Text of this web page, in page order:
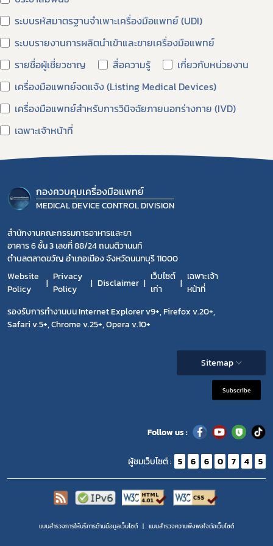
ระบบรหัสมาตรฐานจำเพาะเครื่องมือแพทย์ (UDI)
ระบบรายงานการผลิตนำเข้าและขายเครื่องมือแพทย์
รายชื่อผู้เชี่ยวชาญ
สื่อความรู้
เกี่ยวกับหน่วยงาน
เครื่องมือแพทย์จดแจ้ง (Listing Medical Devices)
เครื่องมือแพทย์สำหรับการวินิจฉัยภายนอกร่างกาย (IVD)
เฉพาะเจ้าหน้าที่
เฉพาะเจ้าหน้าที่_งานกำกับดูแลสถานที่เครื่องมือแพทย์
แบนเนอร์
ใบแทน โพสต์
กองควบคุมเครื่องมือแพทย์
MEDICAL DEVICE CONTROL DIVISION
สำนักงานคณะกรรมการอาหารและยา
อาคาร 6 ชั้น 3 เลขที่ 88/24 ถนนติวานนท์
ตำบลตลาดขวัญ อำเภอเมือง จังหวัดนนทบุรี 11000
Website
Policy
Privacy
Policy
Disclaimer
เว็บไซต์
เก่า
เฉพาะเจ้า
หน้าที่
รองรับการทำงานบน Internet Explorer v9+, Firefox v.20+,
Safari v.5+, Chrome v.25+, Opera v.10+
Sitemap
Subscribe
Follow us :
ผู้ชมเว็บไซต์ : 5 6 6 0 7 4 5
แบบสำรวจการให้บริการด้านข้อมูลเว็บไซต์ แบบสำรวจความพีงพอใจต่อเว็บไซต์
ข่าวประชาสัมพันธ์ทั่วไป